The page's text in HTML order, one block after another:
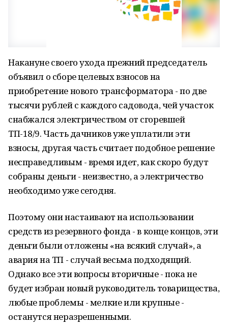
Накануне своего ухода прежний председатель
объявил о сборе целевых взносов на
приобретение нового трансформатора - по две
тысячи рублей с каждого садовода, чей участок
снабжался электричеством от сгоревшей
ТП-18/9. Часть дачников уже уплатили эти
взносы, другая часть считает подобное решение
несправедливым - время идет, как скоро будут
собраны деньги - неизвестно, а электричество
необходимо уже сегодня.
Поэтому они настаивают на использовании
средств из резервного фонда - в конце концов, эти
деньги были отложены «на всякий случай», а
авария на ТП - случай весьма подходящий.
Однако все эти вопросы вторичные - пока не
будет избран новый руководитель товарищества,
любые проблемы - мелкие или крупные -
останутся неразрешенными.